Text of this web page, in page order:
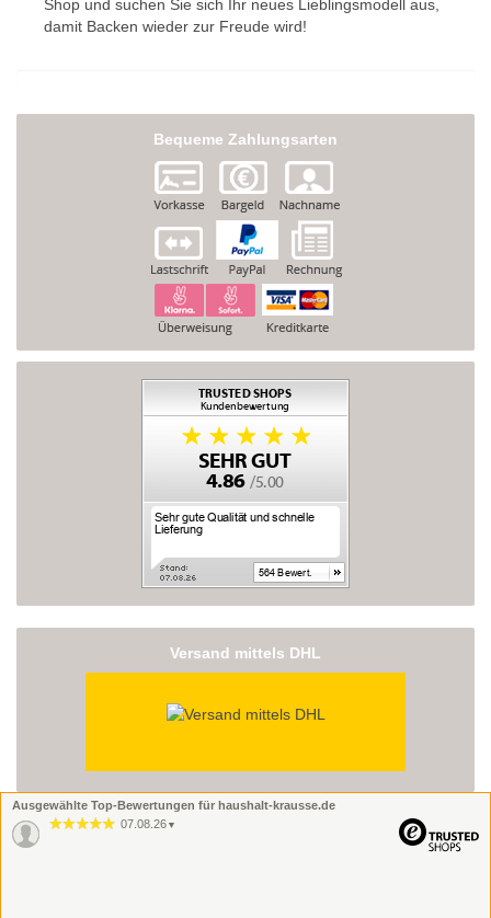
Shop und suchen Sie sich Ihr neues Lieblingsmodell aus,
damit Backen wieder zur Freude wird!
Bequeme Zahlungsarten
Versand mittels DHL
Ausgewählte Top-Bewertungen für haushalt-krausse.de
07.08.26 ▼